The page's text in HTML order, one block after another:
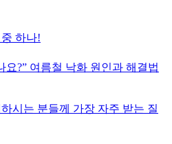
하나!
요?” 여름철 낙화 원인과 해결법
시는 분들께 가장 자주 받는 질